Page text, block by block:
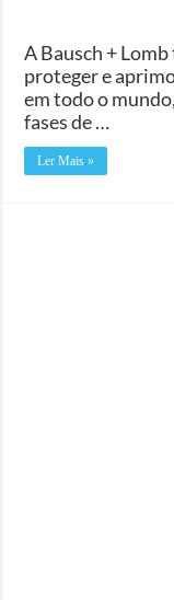
A Bausch +
proteger e
em todo o
fases de …
Ler Mais »